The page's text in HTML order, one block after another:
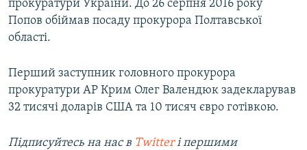
прокуратури України. До 26 серпня 2016 року
Попов обіймав посаду прокурора Полтавської
області.
Перший заступник головного прокурора
прокуратури АР Крим Олег Валендюк задекларував
32 тисячі доларів США та 10 тисяч євро готівкою.
Підписуйтесь на наc в Twitterі першими